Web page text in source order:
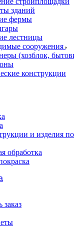
зданий
фермы
лестницы
сооружения
(хозблок,
конструкции
и изделия
обработка